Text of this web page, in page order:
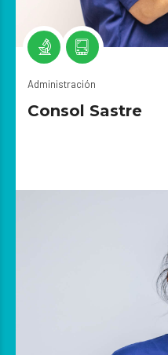
Administración
Consol Sastre